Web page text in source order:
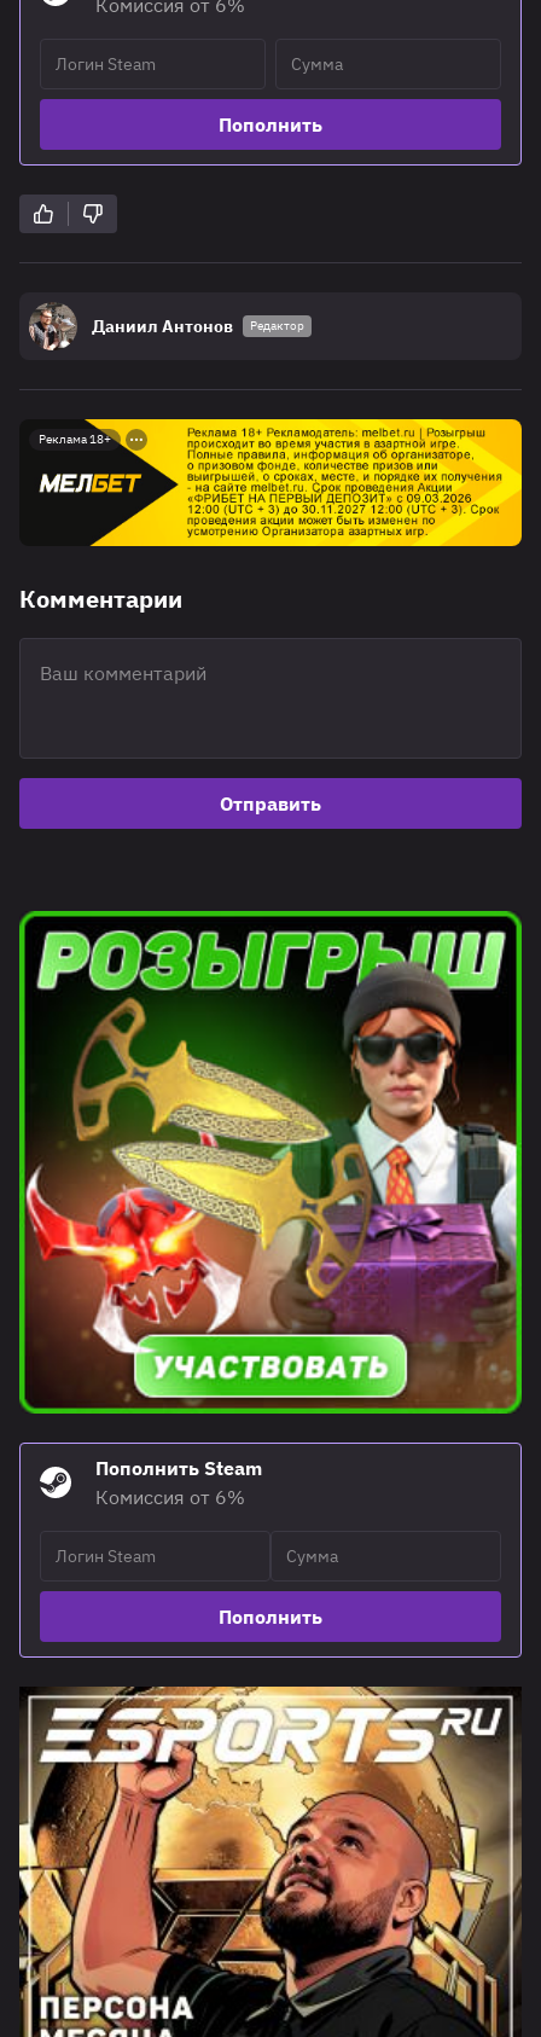
Комиссия от 6%
Пополнить
Даниил Антонов Редактор
Реклама 18+
Комментарии
Отправить
Пополнить Steam
Комиссия от 6%
Пополнить